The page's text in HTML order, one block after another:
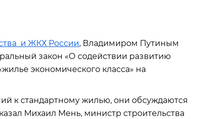
и ЖКХ России, Владимиром Путиным
закон «О содействии развитию
экономического класса» на
к стандартному жилью, они обсуждаются
Михаил Мень, министр строительства